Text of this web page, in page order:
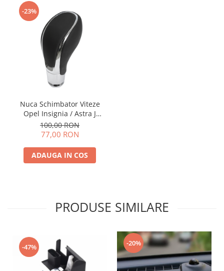
-23%
Nuca Schimbator Viteze
Opel Insignia / Astra J
Automat
100,00 RON
77,00 RON
ADAUGA IN COS
PRODUSE SIMILARE
-47% -20%